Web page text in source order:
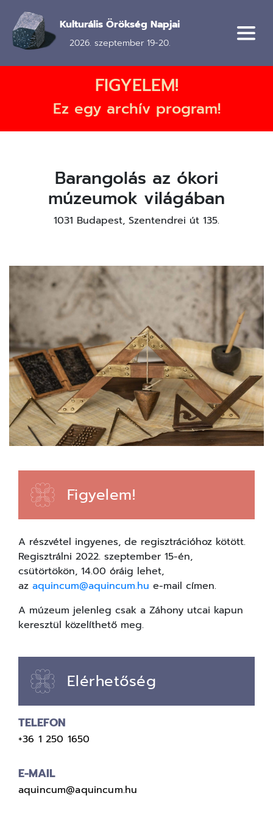
a
tartalomra
Kulturális Örökség Napjai
2026. szeptember 19-20.
FIGYELEM!
Ez egy archív program!
Barangolás az ókori
múzeumok világában
1031 Budapest, Szentendrei út 135.
Figyelem!
A részvétel ingyenes, de regisztrációhoz kötött.
Regisztrálni 2022. szeptember 15-én,
csütörtökön, 14.00 óráig lehet,
az aquincum@aquincum.hu e-mail címen.
A múzeum jelenleg csak a Záhony utcai kapun
keresztül közelíthető meg.
Elérhetőség
TELEFON
+36 1 250 1650
E-MAIL
aquincum@aquincum.hu